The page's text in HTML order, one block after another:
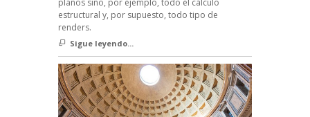
planos sino, por ejemplo, todo el cálculo
estructural y, por supuesto, todo tipo de
renders.
Sigue leyendo...